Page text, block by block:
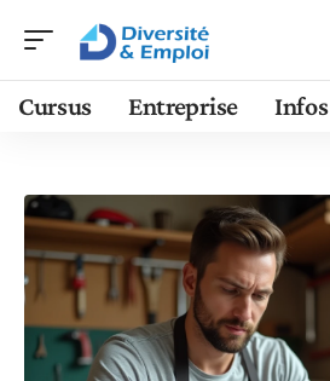
Cursus Entreprise Infos